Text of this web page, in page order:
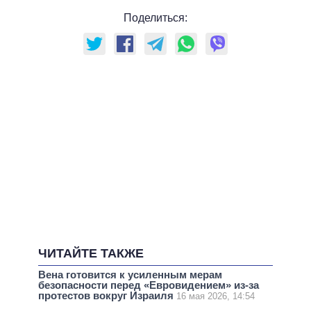
Поделиться:
ЧИТАЙТЕ ТАКЖЕ
Вена готовится к усиленным мерам
безопасности перед «Евровидением» из-за
протестов вокруг Израиля 16 мая 2026, 14:54